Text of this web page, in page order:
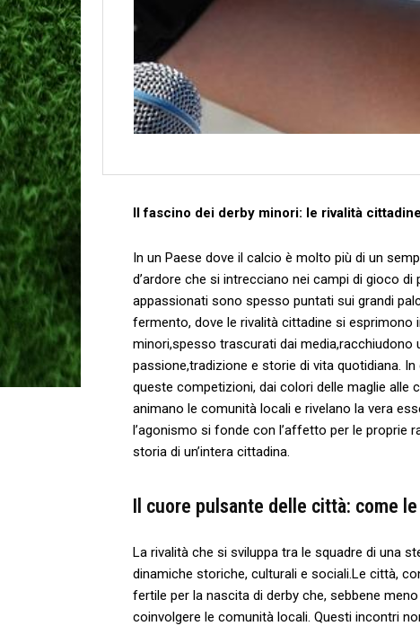
Il fascino dei derby minori: le rivalità
In un ⁢Paese dove‌ il⁤ calcio è molto più ⁣di un
d’ardore che⁤ si intrecciano nei campi di gioco
⁢appassionati sono spesso puntati ‍sui grandi
fermento, dove le rivalità​ cittadine si‍
minori,spesso trascurati dai
passione,tradizione e storie di‍ vita quotidiana.
queste competizioni, dai colori delle ⁣maglie ⁢alle⁣
animano le comunità ⁢locali e rivelano la⁤ vera
l’agonismo si fonde ⁢con l’affetto per le proprie
storia di un’intera cittadina.
Il cuore pulsante delle città: come‌
La rivalità​ che‌ si sviluppa‌ tra le squadre⁢ di una
dinamiche storiche, culturali e ⁣sociali.Le città,
fertile‌ per ⁤la nascita di derby ‍che, sebbene
coinvolgere le comunità locali. Questi incontri